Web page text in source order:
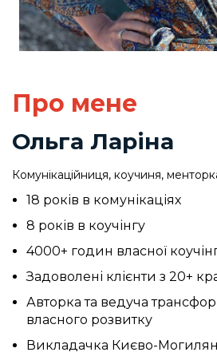
Про мене
Ольга Ларіна
Комунікаційниця, коучиня,
18 років в комунікаціях
8 років в коучінгу
4000+ годин власної
Задоволені клієнти з 20+
Авторка та ведуча
власного розвитку
Викладачка Києво-